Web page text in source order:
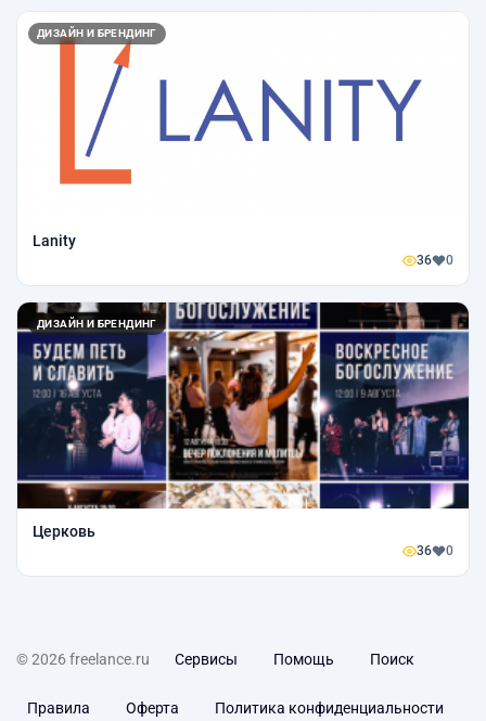
ДИЗАЙН И БРЕНДИНГ
Lanity
36 0
ДИЗАЙН И БРЕНДИНГ
Церковь
36 0
© 2026 freelance.ru Сервисы Помощь Поиск
Правила Оферта Политика конфиденциальности